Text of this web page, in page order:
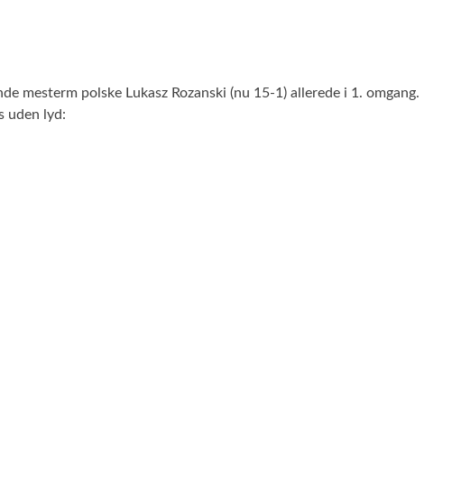
mesterm polske Lukasz Rozanski (nu 15-1) allerede i 1. omgang.
uden lyd: